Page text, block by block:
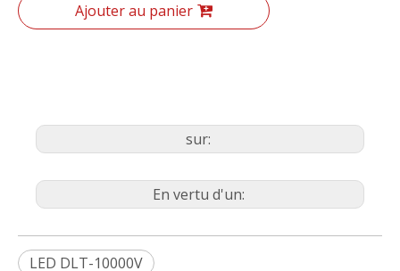
Ajouter au panier
sur:
En vertu d'un:
LED DLT-10000V